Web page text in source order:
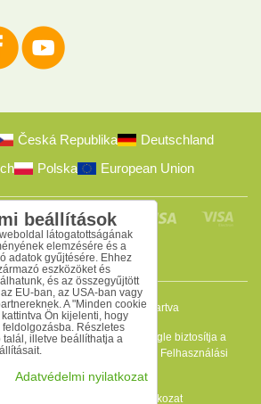
Česká Republika
Deutschland
Polska European Union
Bomba s.r.o. Minden jog fenntartva
programmal védett, és a Google biztosítja a
azAdatvédelmi szabályzat
Felhasználási
feltételek .
Adatvédelmi nyilatkozat
beállítások
látogatottságának
elemzésére és a
adatok gyűjtésére. Ehhez
eszközöket és
és az összegyűjtött
EU-ban, az USA-ban vagy
A "Minden cookie
Ön kijelenti, hogy
Részletes
illetve beállíthatja a
Adatvédelmi nyilatkozat